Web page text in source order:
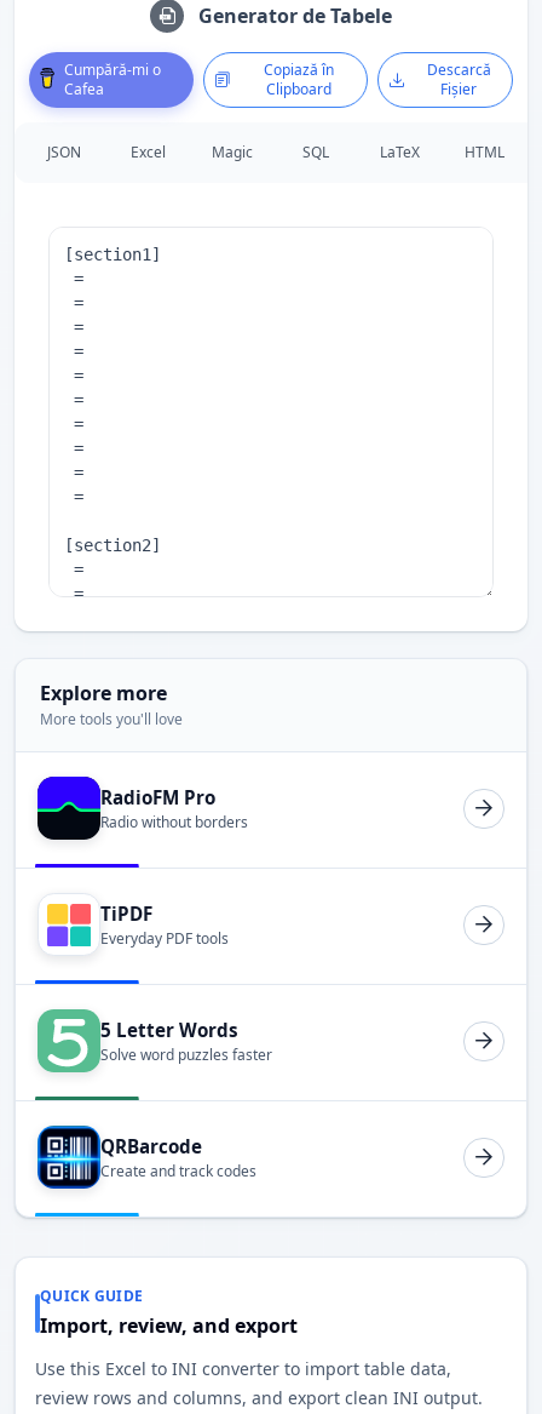
Generator de Tabele
Cumpără-mi o
Cafea
Copiază în
Clipboard
Descarcă
Fișier
JSON Excel Magic SQL LaTeX HTML
Explore more
More tools you'll love
RadioFM Pro
Radio without borders
TiPDF
Everyday PDF tools
5 Letter Words
Solve word puzzles faster
QRBarcode
Create and track codes
QUICK GUIDE
Import, review, and export
Use this Excel to INI converter to import table data,
review rows and columns, and export clean INI output.